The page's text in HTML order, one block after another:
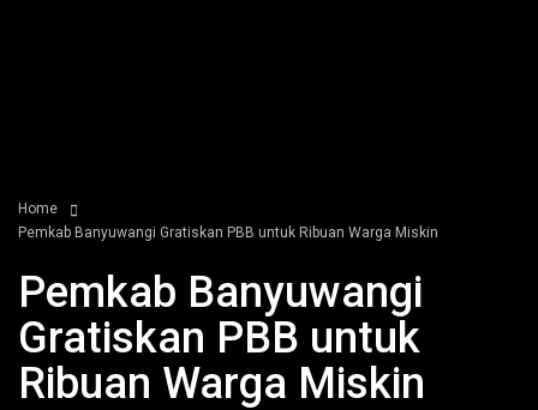
Home
Pemkab Banyuwangi Gratiskan PBB untuk Ribuan Warga Miskin
Pemkab Banyuwangi
Gratiskan PBB untuk
Ribuan Warga Miskin